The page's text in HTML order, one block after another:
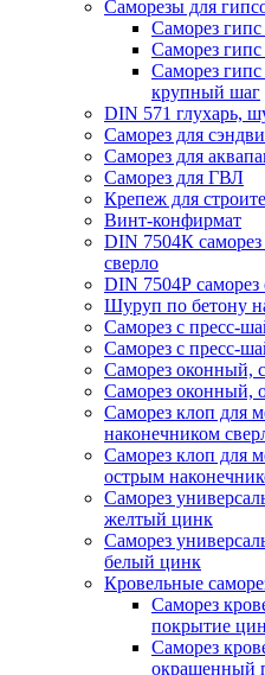
Саморезы для
Саморез
Саморез
Саморез
крупный шаг
DIN 571 глухарь,
Саморез для
Саморез для
Саморез для ГВЛ
Крепеж для
Винт-конфирмат
DIN 7504К
сверло
DIN 7504Р саморез
Шуруп по бетону
Саморез с пресс-
Саморез с пресс-
Саморез оконный,
Саморез оконный,
Саморез клоп для
наконечником
Саморез клоп для
острым
Саморез
желтый цинк
Саморез
белый цинк
Кровельные
Саморез
покрытие
Саморез
окрашенный